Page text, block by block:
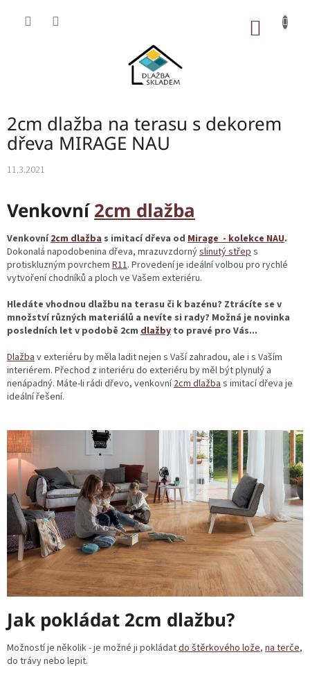
2cm dlažba na terasu s dekorem
dřeva MIRAGE NAU
11.3.2021
Venkovní2cm dlažba
Venkovní2cm dlažba s imitací dřeva od Mirage - kolekce NAU.
Dokonalá napodobenina dřeva, mrazuvzdornýslinutý střep s
protiskluzným povrchem R11. Provedení je ideální volbou pro rychlé
vytvoření chodníků a ploch ve Vašem exteriéru.
Hledáte vhodnou dlažbu na terasu či k bazénu? Ztrácíte se v
množství různých materiálů a nevíte si rady? Možná je novinka
posledních let v podobě 2cm dlažby to pravé pro Vás...
Dlažba v exteriéru by měla ladit nejen s Vaší zahradou, ale i s Vaším
interiérem. Přechod z interiéru do exteriéru by měl být plynulý a
nenápadný. Máte-li rádi dřevo, venkovní2cm dlažba s imitací dřeva je
ideální řešení.
Jak pokládat 2cm dlažbu?
Možností je několik - je možné ji pokládatdo štěrkového lože, na terče,
do trávy nebo lepit.